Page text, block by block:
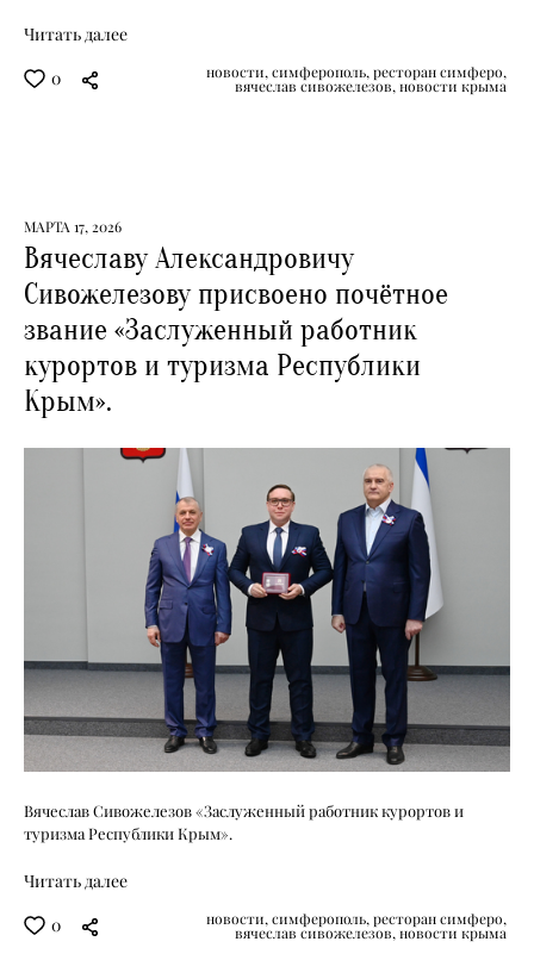
Читать далее
0 новости, симферополь, ресторан симферо,
вячеслав сивожелезов, новости крыма
МАРТА 17, 2026
Вячеславу Александровичу
Сивожелезову присвоено почётное
звание «Заслуженный работник
курортов и туризма Республики
Крым».
Вячеслав Сивожелезов «Заслуженный работник курортов и
туризма Республики Крым».
Читать далее
0 новости, симферополь, ресторан симферо,
вячеслав сивожелезов, новости крыма